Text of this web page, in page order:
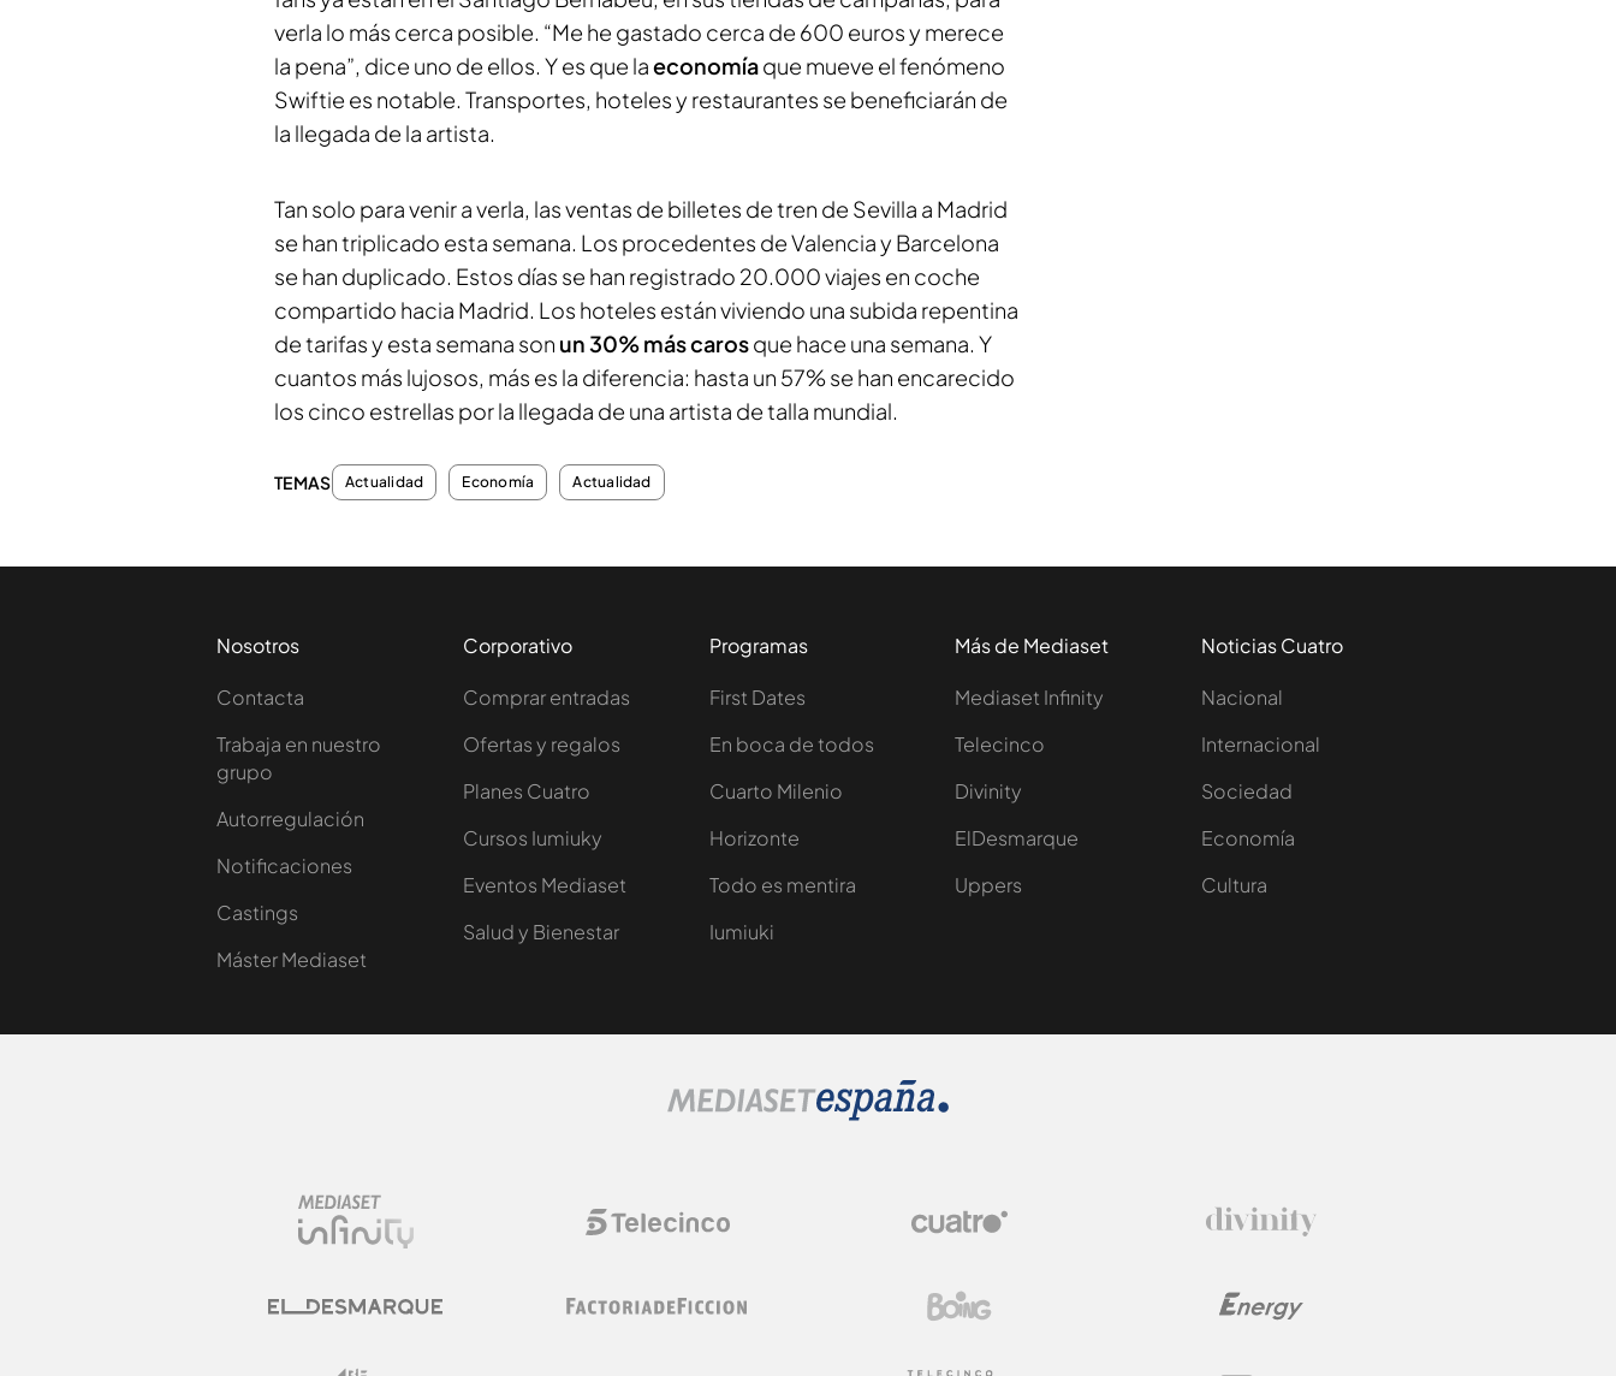
verla lo más cerca posible. “Me he gastado cerca de 600 euros y merece
la pena”, dice uno de ellos. Y es que laeconomíaque mueve el fenómeno
Swiftie es notable. Transportes, hoteles y restaurantes se beneficiarán de
la llegada de la artista.
Tan solo para venir a verla, las ventas de billetes de tren de Sevilla a Madrid
se han triplicado esta semana. Los procedentes de Valencia y Barcelona
se han duplicado. Estos días se han registrado 20.000 viajes en coche
compartido hacia Madrid. Los hoteles están viviendo una subida repentina
de tarifas y esta semana son un 30% más carosque hace una semana. Y
cuantos más lujosos, más es la diferencia: hasta un 57% se han encarecido
los cinco estrellas por la llegada de una artista de talla mundial.
TEMAS Actualidad Economía Actualidad
Nosotros
Contacta
Trabaja en nuestro
grupo
Autorregulación
Notificaciones
Castings
Máster Mediaset
Corporativo
Comprar entradas
Ofertas y regalos
Planes Cuatro
Cursos Iumiuky
Eventos Mediaset
Salud y Bienestar
Programas
First Dates
En boca de todos
Cuarto Milenio
Horizonte
Todo es mentira
Iumiuki
Más de Mediaset
Mediaset Infinity
Telecinco
Divinity
ElDesmarque
Uppers
Noticias Cuatro
Nacional
Internacional
Sociedad
Economía
Cultura